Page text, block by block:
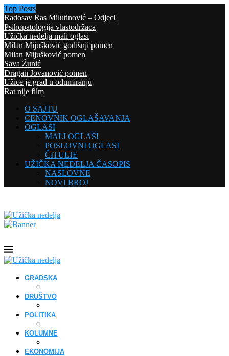
Top Posts
Radosav Ras Milutinović – Odjeci
Psihopatologija vlastodržaca
Užička nedelja mali oglasi
Milan Mijušković godišnji pomen
Milan Mijušković pomen
Sava Žunić
Dragan Jovanović pomen
Užice je grad u odumiranju
Rat nije film
O SAJTU
CENOVNIK OGLAŠAVANJA
OGLASI
MALI OGLASI
POSLOVNI OGLASI
ČITULJE
UŽIČKA NEDELJA ČASOPIS
NASLOVNE
NOVI BROJ
GRADSKA
DRUŠTVO
POLITIKA
KOLUMNE
EKONOMIJA